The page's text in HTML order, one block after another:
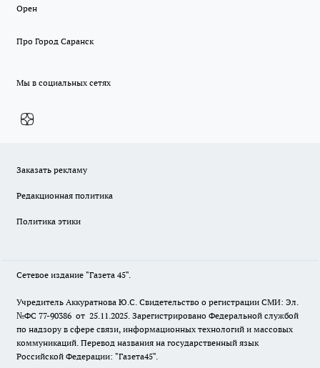
Орен
Про Город Саранск
Мы в социальных сетях
Заказать рекламу
Редакционная политика
Политика этики
Сетевое издание "Газета 45".
Учредитель Аккуратнова Ю.С. Свидетельство о регистрации СМИ: Эл.
№ФС 77-90386 от 25.11.2025. Зарегистрировано Федеральной службой
по надзору в сфере связи, информационных технологий и массовых
коммуникаций. Перевод названия на государственный язык
Российской Федерации: "Газета45".